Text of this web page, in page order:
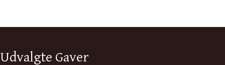
Udvalgte Gaver